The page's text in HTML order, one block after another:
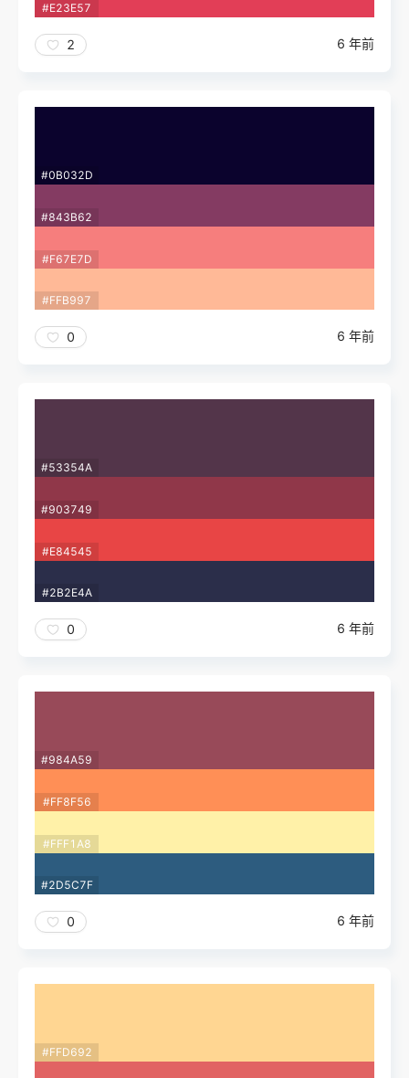
#E23E57
2 6 年前
#0B032D
#843B62
#F67E7D
#FFB997
0 6 年前
#53354A
#903749
#E84545
#2B2E4A
0 6 年前
#984A59
#FF8F56
#FFF1A8
#2D5C7F
0 6 年前
#FFD692